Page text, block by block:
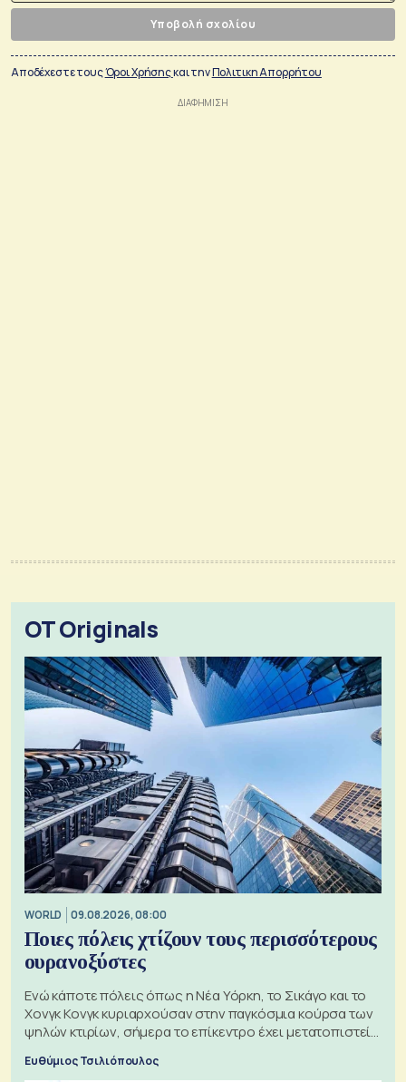
Υποβολή σχολίου
Αποδέχεστε τουςΌροι Χρήσηςκαι τηνΠολιτικη Απορρήτου
OT Originals
WORLD 09.08.2026, 08:00
Ποιες πόλεις χτίζουν τους περισσότερους
ουρανοξύστες
Ενώ κάποτε πόλεις όπως η Νέα Υόρκη, το Σικάγο και το
Χονγκ Κονγκ κυριαρχούσαν στην παγκόσμια κούρσα των
ψηλών κτιρίων, σήμερα το επίκεντρο έχει μετατοπιστεί
Ευθύμιος Τσιλιόπουλος